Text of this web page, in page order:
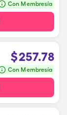
Con Membresía
$257.78
Con Membresía